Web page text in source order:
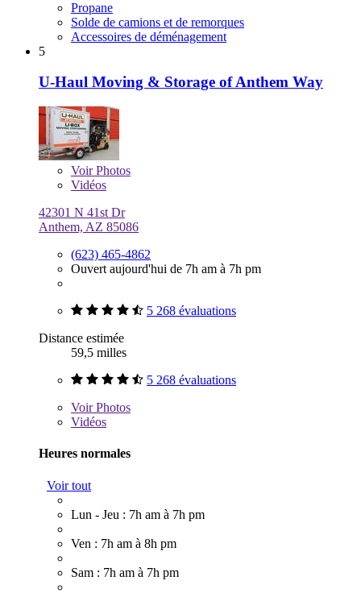
Propane
Solde de camions et de remorques
Accessoires de déménagement
5
U-Haul Moving & Storage of Anthem Way
VoirPhotos
Vidéos
42301 N 41st Dr
Anthem, AZ 85086
(623) 465-4862
Ouvert aujourd'hui de 7h am à 7h pm
5 268 évaluations
Distance estimée
59,5 milles
5 268 évaluations
VoirPhotos
Vidéos
Heures normales
Voir tout
Lun - Jeu : 7h am à 7h pm
Ven : 7h am à 8h pm
Sam : 7h am à 7h pm